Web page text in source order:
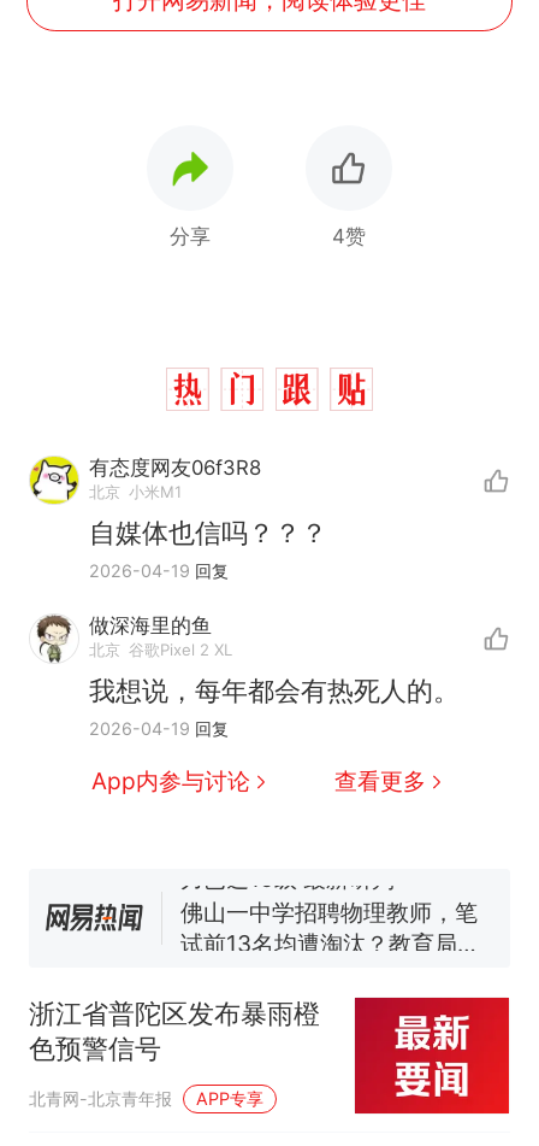
分享 4赞
有态度网友06f3R8
北京 小米M1
自媒体也信吗？？？
2026-04-19 回复
做深海里的鱼
北京 谷歌Pixel 2 XL
我想说，每年都会有热死人的。
2026-04-19 回复
App内参与讨论 查看更多
热
那个在床头放菜刀的女孩，
因老师一句“跟我回家”改写了
人生搬家报价570元，搬到楼下
交5060元才肯搬上楼！女子傻
眼了……
费大厨“全国小炒肉大王”称
佛山一中学招聘物理教师，笔
试前13名均遭淘汰？教育局：
核查
官方通报
热
那个在床头放菜刀的女孩，
因老师一句“跟我回家”改写了
人生
浙江省普陀区发布暴雨橙
色预警信号
北青网-北京青年报 APP专享